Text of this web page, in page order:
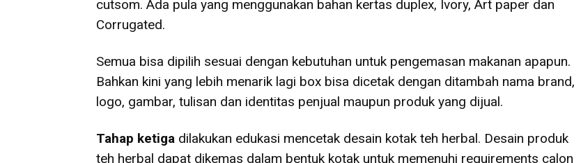
cutsom. Ada pula yang menggunakan bahan kertas duplex, Ivory, Art paper dan
Corrugated.
Semua bisa dipilih sesuai dengan kebutuhan untuk pengemasan makanan apapun.
Bahkan kini yang lebih menarik lagi box bisa dicetak dengan ditambah nama brand,
logo, gambar, tulisan dan identitas penjual maupun produk yang dijual.
Tahap ketiga dilakukan edukasi mencetak desain kotak teh herbal. Desain produk
teh herbal dapat dikemas dalam bentuk kotak untuk memenuhi requirements calon